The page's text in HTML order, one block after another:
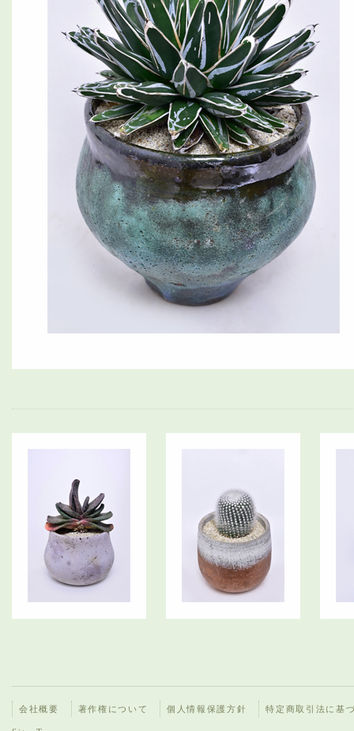
会社概要 著作権について 個人情報保護方針 特定商取引法に基